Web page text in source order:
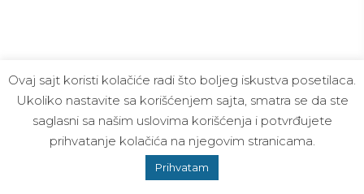
Ovaj sajt koristi kolačiće radi što boljeg iskustva posetilaca.
Ukoliko nastavite sa korišćenjem sajta, smatra se da ste
saglasni sa našim uslovima korišćenja i potvrđujete
prihvatanje kolačića na njegovim stranicama.
Prihvatam